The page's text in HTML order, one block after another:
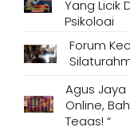
Yang Licik
Psikologi
Forum
Agus Jaya
Online,
Tegas! “